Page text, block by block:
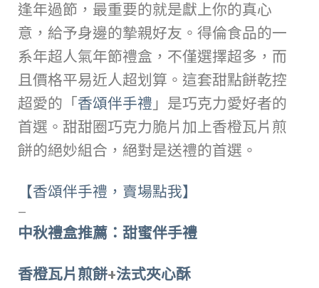
逢年過節，最重要的就是獻上你的真心
意，給予身邊的摯親好友。得倫食品的一
系年超人氣年節禮盒，不僅選擇超多，而
且價格平易近人超划算。這套甜點餅乾控
超愛的「 香頌伴手禮 」是巧克力愛好者的
首選。甜甜圈巧克力脆片加上香橙瓦片煎
餅的絕妙組合，絕對是送禮的首選。
【香頌伴手禮，賣場點我】
—
中秋禮盒推薦：甜蜜伴手禮
香橙瓦片煎餅+法式夾心酥